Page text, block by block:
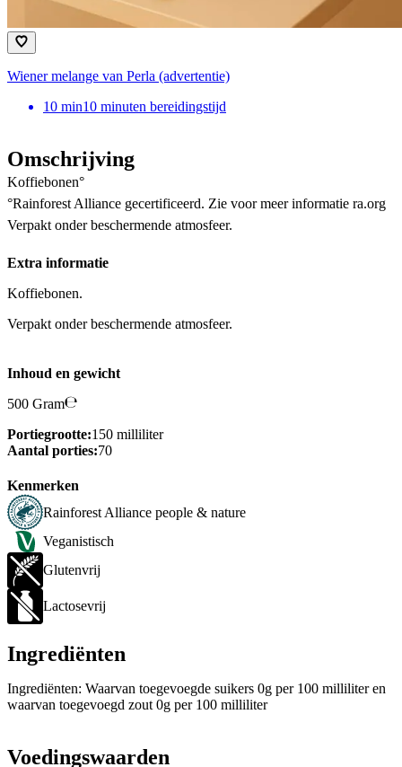
Wiener melange van Perla (advertentie)
10 min10 minuten bereidingstijd
Omschrijving
Koffiebonen°
°Rainforest Alliance gecertificeerd. Zie voor meer informatie ra.org
Verpakt onder beschermende atmosfeer.
Extra informatie
Koffiebonen.
Verpakt onder beschermende atmosfeer.
Inhoud en gewicht
500 Gram
Portiegrootte:150 milliliter
Aantal porties:70
Kenmerken
Rainforest Alliance people & nature
Veganistisch
Glutenvrij
Lactosevrij
Ingrediënten
Ingrediënten: Waarvan toegevoegde suikers 0g per 100 milliliter en
waarvan toegevoegd zout 0g per 100 milliliter
Voedingswaarden